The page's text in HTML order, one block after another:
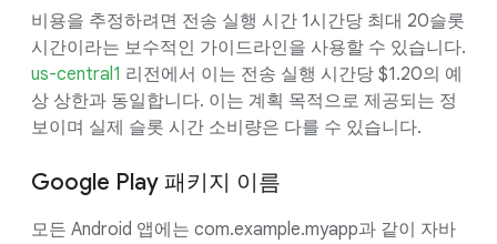
비용을 추정하려면 전송 실행 시간 1시간당 최대 20슬롯
시간이라는 보수적인 가이드라인을 사용할 수 있습니다.
us-central1 리전에서 이는 전송 실행 시간당 $1.20의 예
상 상한과 동일합니다. 이는 계획 목적으로 제공되는 정
보이며 실제 슬롯 시간 소비량은 다를 수 있습니다.
Google Play 패키지 이름
모든 Android 앱에는 com.example.myapp과 같이 자바